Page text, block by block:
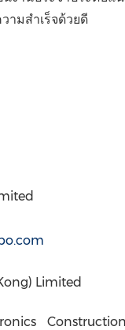
ามสำเร็จด้วยดี
Limited